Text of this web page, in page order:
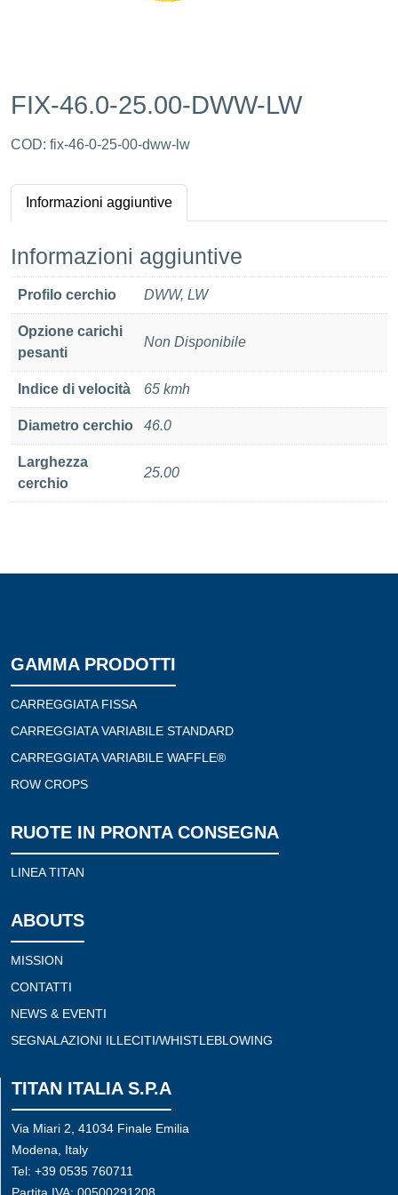
FIX-46.0-25.00-DWW-LW
COD: fix-46-0-25-00-dww-lw
Informazioni aggiuntive
Informazioni aggiuntive
Profilo cerchio DWW, LW
Opzione carichi
pesanti
Non Disponibile
Indice di velocità 65 kmh
Diametro cerchio 46.0
Larghezza
cerchio
25.00
GAMMA PRODOTTI
CARREGGIATA FISSA
CARREGGIATA VARIABILE STANDARD
CARREGGIATA VARIABILE WAFFLE®
ROW CROPS
RUOTE IN PRONTA CONSEGNA
LINEA TITAN
ABOUTS
MISSION
CONTATTI
NEWS & EVENTI
SEGNALAZIONI ILLECITI/WHISTLEBLOWING
TITAN ITALIA S.P.A
Via Miari 2, 41034 Finale Emilia
Modena, Italy
Tel: +39 0535 760711